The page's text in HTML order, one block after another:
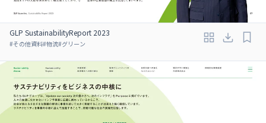
GLP SustainabilityReport 2023
#その他資料#物流#グリーン